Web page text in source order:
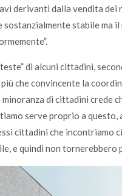
derivanti dalla vendita
sostanzialmente stabile ma
di alcuni cittadini,
che convincente la
minoranza di cittadini crede
serve proprio a
cittadini che incontriamo
e quindi non tornerebbero